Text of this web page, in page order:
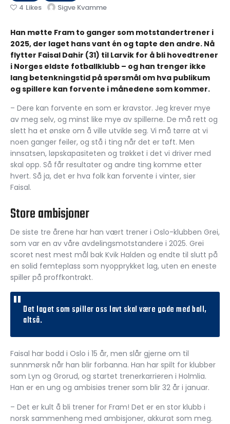
4 Likes Sigve Kvamme
Han møtte Fram to ganger som motstandertrener i
2025, der laget hans vant én og tapte den andre. Nå
flytter Faisal Dahir (31) til Larvik for å bli hovedtrener
i Norges eldste fotballklubb – og han trenger ikke
lang betenkningstid på spørsmål om hva publikum
og spillere kan forvente i månedene som kommer.
– Dere kan forvente en som er kravstor. Jeg krever mye
av meg selv, og minst like mye av spillerne. De må rett og
slett ha et ønske om å ville utvikle seg. Vi må tørre at vi
noen ganger feiler, og stå i ting når det er tøft. Men
innsatsen, løpskapasiteten og trøkket i det vi driver med
skal opp. Så får resultater og andre ting komme etter
hvert. Så ja, det er hva folk kan forvente i vinter, sier
Faisal.
Store ambisjoner
De siste tre årene har han vært trener i Oslo-klubben Grei,
som var en av våre avdelingsmotstandere i 2025. Grei
scoret nest mest mål bak Kvik Halden og endte til slutt på
en solid femteplass som nyopprykket lag, uten en eneste
spiller på proffkontrakt.
Det laget som spiller oss lavt skal være gode med ball,
altså.
Faisal har bodd i Oslo i 15 år, men slår gjerne om til
sunnmørsk når han blir forbanna. Han har spilt for klubber
som Lyn og Grorud, og startet trenerkarrieren i Holmlia.
Han er en ung og ambisiøs trener som blir 32 år i januar.
– Det er kult å bli trener for Fram! Det er en stor klubb i
norsk sammenheng med ambisjoner, akkurat som meg.